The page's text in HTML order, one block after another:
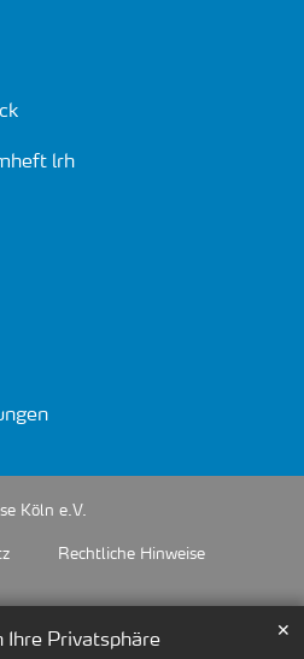
Ihre Privatsphäre ✕
lrh
Köln e.V.
Rechtliche Hinweise